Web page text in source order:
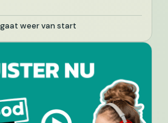
weer van start